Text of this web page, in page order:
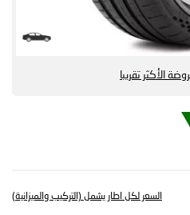
الأكثر تقريبا
السعر لكل اطار يشمل (التركيب والميزانية)